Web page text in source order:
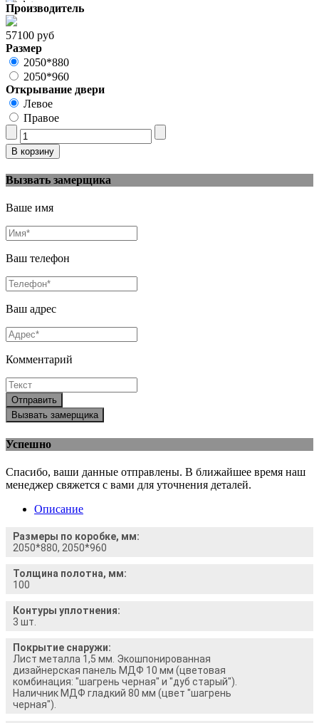
Производитель
57100 руб
Размер
2050*880
2050*960
Открывание двери
Левое
Правое
Вызвать замерщика
Ваше имя
Ваш телефон
Ваш адрес
Комментарий
Отправить
Вызвать замерщика
Успешно
Спасибо, ваши данные отправлены. В ближайшее время наш
менеджер свяжется с вами для уточнения деталей.
Описание
Размеры по коробке, мм:
2050*880, 2050*960
Толщина полотна, мм:
100
Контуры уплотнения:
3 шт.
Покрытие снаружи:
Лист металла 1,5 мм. Экошпонированная
дизайнерская панель МДФ 10 мм (цветовая
комбинация: "шагрень черная" и "дуб старый").
Наличник МДФ гладкий 80 мм (цвет "шагрень
черная").